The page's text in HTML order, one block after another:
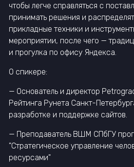
чтобы легче справляться с
принимать решения и
прикладные техники и
мероприятии, после чего —
и прогулка по офису Яндекса.
О спикере:
— Основатель и директор
Рейтинга Рунета Санкт-
разработке и поддержке сайтов.
— Преподаватель ВШМ СПбГУ
"Стратегическое управление
ресурсами"